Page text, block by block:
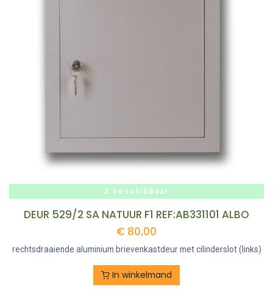
2 beschikbaar
DEUR 529/2 SA NATUUR F1 REF:AB331101 ALBO
€ 80,00
rechtsdraaiende aluminium brievenkastdeur met cilinderslot (links)
In winkelmand